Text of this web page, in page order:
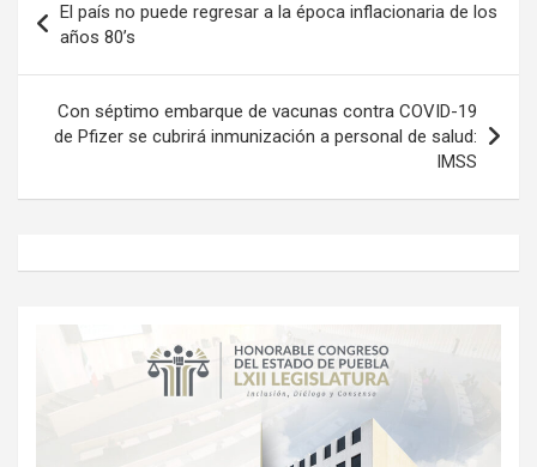
de
entradas
El país no puede regresar a la época inflacionaria de los
años 80’s
Con séptimo embarque de vacunas contra COVID-19
de Pfizer se cubrirá inmunización a personal de salud:
IMSS